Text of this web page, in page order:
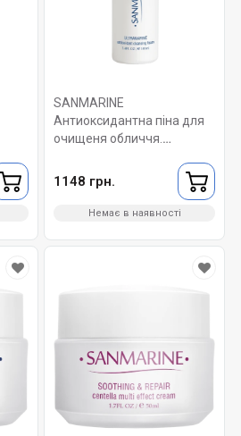
SANMARINE
Антиоксидантна піна для
очищеня обличчя.
cleansing foam 100 мл.
1148 грн.
Немає в наявності